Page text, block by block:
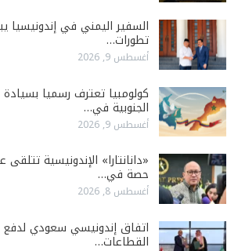
السفير اليمني في إندونيسيا
تطورات…
أغسطس 9, 2026
كولومبيا تعترف رسميا
الجنوبية في…
أغسطس 9, 2026
«دانانتارا» الإندونيسية
حصة في…
أغسطس 8, 2026
اتفاق إندونيسي سعودي لدفع
القطاعات…